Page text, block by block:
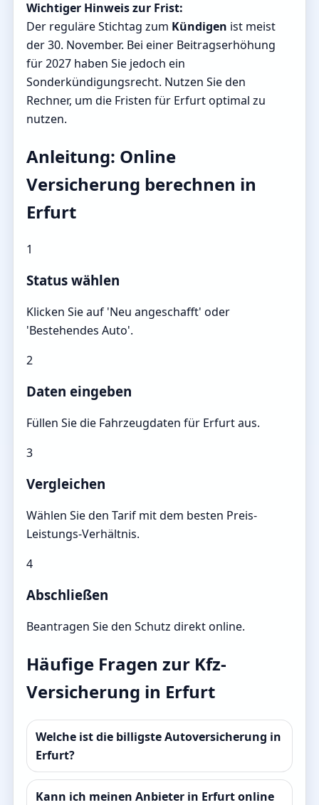
Wichtiger Hinweis zur Frist:
Der reguläre Stichtag zum Kündigen ist meist
der 30. November. Bei einer Beitragserhöhung
für 2027 haben Sie jedoch ein
Sonderkündigungsrecht. Nutzen Sie den
Rechner, um die Fristen für Erfurt optimal zu
nutzen.
Anleitung: Online
Versicherung berechnen in
Erfurt
1
Status wählen
Klicken Sie auf 'Neu angeschafft' oder
'Bestehendes Auto'.
2
Daten eingeben
Füllen Sie die Fahrzeugdaten für Erfurt aus.
3
Vergleichen
Wählen Sie den Tarif mit dem besten Preis-
Leistungs-Verhältnis.
4
Abschließen
Beantragen Sie den Schutz direkt online.
Häufige Fragen zur Kfz-
Versicherung in Erfurt
Welche ist die billigste Autoversicherung in
Erfurt?
Kann ich meinen Anbieter in Erfurt online